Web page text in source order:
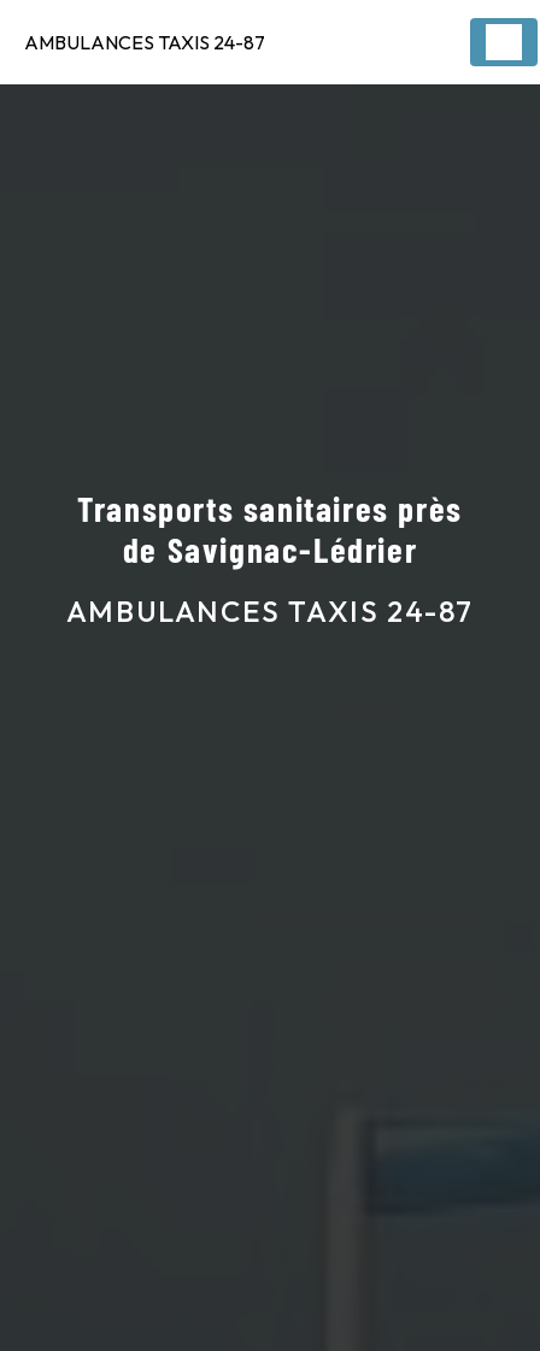
AMBULANCES TAXIS 24-87
Transports sanitaires près
de Savignac-Lédrier
AMBULANCES TAXIS 24-87